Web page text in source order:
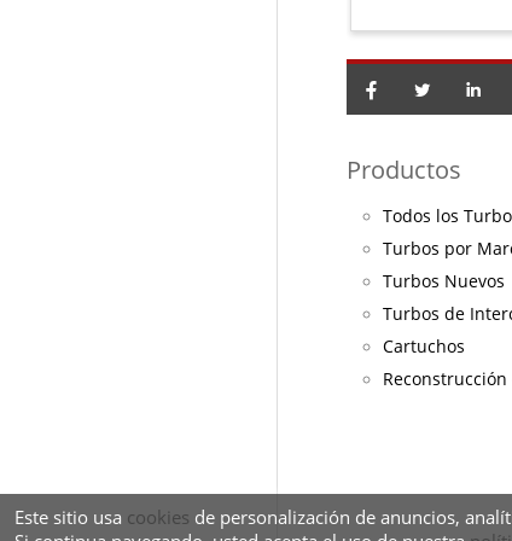
Productos
Todos los
Turbos por
Turbos Nuevos
Turbos de
Cartuchos
Este sitio usa cookies de personalización de anuncios,